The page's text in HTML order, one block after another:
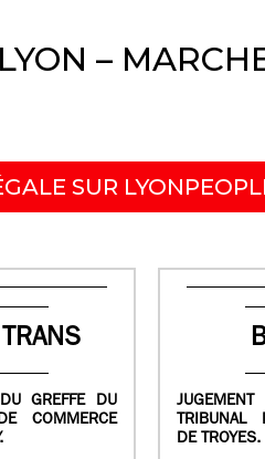
–
SUR
GREFFE DU
COMMERCE
TRIBUNAL
DE TROYES.